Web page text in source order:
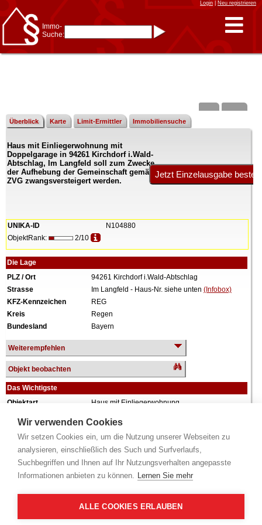
Wir verwenden Cookies
Wir setzen Cookies ein, um die Nutzung unserer Webseiten zu
analysieren, einschließlich des Such und Surfverlaufs,
Suchbegriffen und Ihnen auf Ihr Nutzungsverhalten angepasste
Informationen anbieten zu können. Lernen Sie mehr
ALLE COOKIES ERLAUBEN
Login| Neu registrieren
Immo-
Suche:
z.B.:15 Frankfurtfür
Frankfurt/Oder
und6 Frankfurtfür Frankfurt
Immobiliensuche
nach Kreis
nach Amtsgericht
Überblick Karte Limit-Ermittler Immobiliensuche
Haus mit Einliegerwohnung mit
Doppelgarage in 94261 Kirchdorf i.Wald-
Abtschlag, Im Langfeld soll zum Zwecke
der Aufhebung der Gemeinschaft gemäß
ZVG zwangsversteigert werden.
UNIKA-ID
N104880
ObjektRank:
2/10
Die Lage
PLZ / Ort
94261 Kirchdorf i.Wald-Abtschlag
Strasse
Im Langfeld - Haus-Nr. siehe unten (Infobox)
KFZ-Kennzeichen
REG
Kreis
Regen
Bundesland
Bayern
Weiterempfehlen
Objekt beobachten
Das Wichtigste
Objektart
Haus mit Einliegerwohnung
Wiederholungstermin
Nein
Termin
siehe unten(Infobox)
Baujahr
ca. 1998
Grundstück
1.049 m²
Wohnfläche
269 m²
Einliegerwohnungen mit jeweils ca. 44 m²
Wohnfläche.